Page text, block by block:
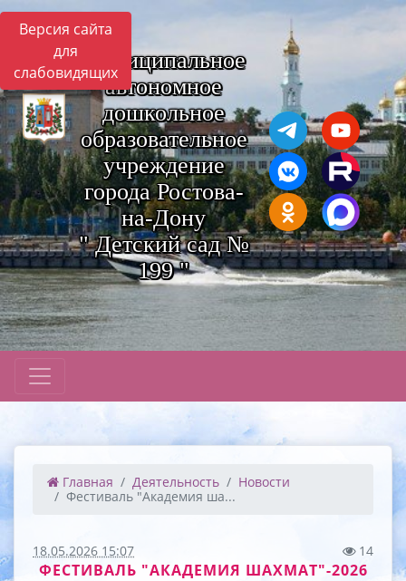
Версия сайта
для
слабовидящихМуниципальное
автономное
дошкольное
образовательное
учреждение
города Ростова-
на-Дону
" Детский сад №
199 "
Главная Деятельность
Новости
Фестиваль "Академия ша...
18.05.2026 15:07 14
ФЕСТИВАЛЬ "АКАДЕМИЯ ШАХМАТ"-2026